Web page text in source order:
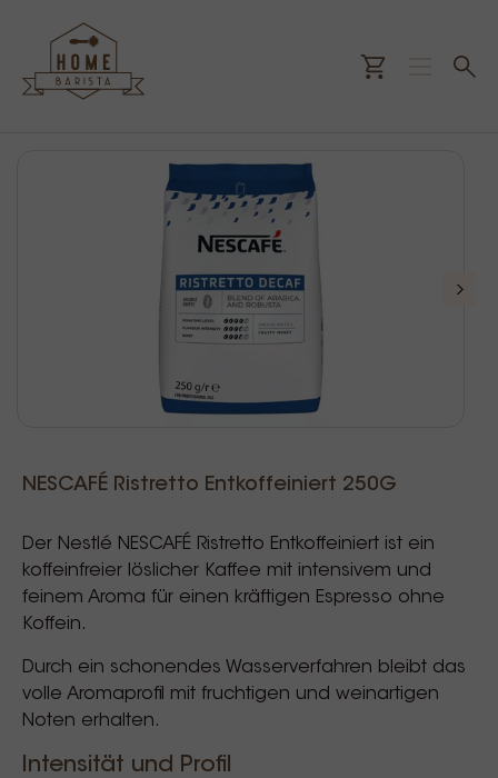
NESCAFÉ Ristretto Entkoffeiniert 250G
Der Nestlé NESCAFÉ Ristretto Entkoffeiniert ist ein
koffeinfreier löslicher Kaffee mit intensivem und
feinem Aroma für einen kräftigen Espresso ohne
Koffein.
Durch ein schonendes Wasserverfahren bleibt das
volle Aromaprofil mit fruchtigen und weinartigen
Noten erhalten.
Intensität und Profil